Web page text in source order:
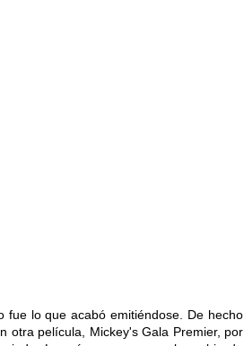
fue lo que acabó emitiéndose. De hecho
otra película, Mickey's Gala Premier, por